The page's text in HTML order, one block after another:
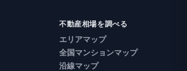
不動産相場を調べる
エリアマップ
全国マンションマップ
沿線マップ